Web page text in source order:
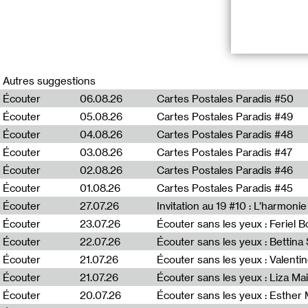
Ñun (Nous)
construction,
dédié à la
Depuis 2024,
Ce projet a
une réflexion
oraux
La seconde
Louise Guégan.
Dans le cadre
ainsi que des
Diarra Niang -
Autres suggestions
Écouter
06.08.26 Cartes Postales Paradis #50
Écouter
05.08.26 Cartes Postales Paradis #49
Écouter
04.08.26 Cartes Postales Paradis #48
Écouter
03.08.26 Cartes Postales Paradis #47
Écouter
02.08.26 Cartes Postales Paradis #46
Écouter
01.08.26 Cartes Postales Paradis #45
Écouter
27.07.26 Invitation au 19 #10 :
Écouter
23.07.26 Écouter sans les yeux : Feriel
Écouter
22.07.26 Écouter sans les yeux : Bettina
Écouter
21.07.26 Écouter sans les yeux :
Écouter
21.07.26 Écouter sans les yeux : Liza
Écouter
20.07.26 Écouter sans les yeux : Esther